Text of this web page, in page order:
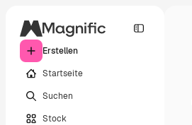
Erstellen
Startseite
Suchen
Stock